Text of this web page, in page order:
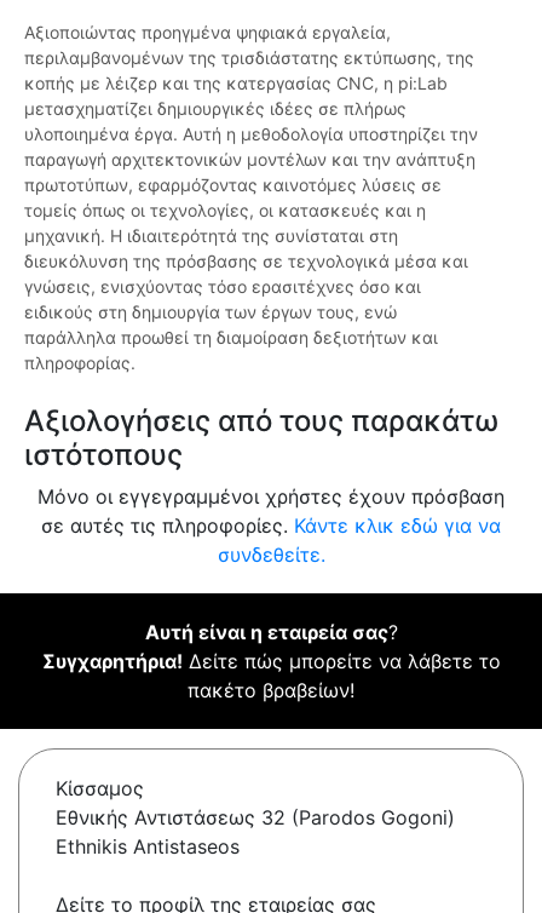
Αξιοποιώντας προηγμένα ψηφιακά εργαλεία,
περιλαμβανομένων της τρισδιάστατης εκτύπωσης, της
κοπής με λέιζερ και της κατεργασίας CNC, η pi:Lab
μετασχηματίζει δημιουργικές ιδέες σε πλήρως
υλοποιημένα έργα. Αυτή η μεθοδολογία υποστηρίζει την
παραγωγή αρχιτεκτονικών μοντέλων και την ανάπτυξη
πρωτοτύπων, εφαρμόζοντας καινοτόμες λύσεις σε
τομείς όπως οι τεχνολογίες, οι κατασκευές και η
μηχανική. Η ιδιαιτερότητά της συνίσταται στη
διευκόλυνση της πρόσβασης σε τεχνολογικά μέσα και
γνώσεις, ενισχύοντας τόσο ερασιτέχνες όσο και
ειδικούς στη δημιουργία των έργων τους, ενώ
παράλληλα προωθεί τη διαμοίραση δεξιοτήτων και
πληροφορίας.
Αξιολογήσεις από τους παρακάτω
ιστότοπους
Μόνο οι εγγεγραμμένοι χρήστες έχουν πρόσβαση
σε αυτές τις πληροφορίες. Κάντε κλικ εδώ για να
συνδεθείτε.
Αυτή είναι η εταιρεία σας?
Συγχαρητήρια! Δείτε πώς μπορείτε να λάβετε το
πακέτο βραβείων!
Κίσσαμος
Εθνικής Αντιστάσεως 32 (Parodos Gogoni)
Ethnikis Antistaseos
Δείτε το προφίλ της εταιρείας σας